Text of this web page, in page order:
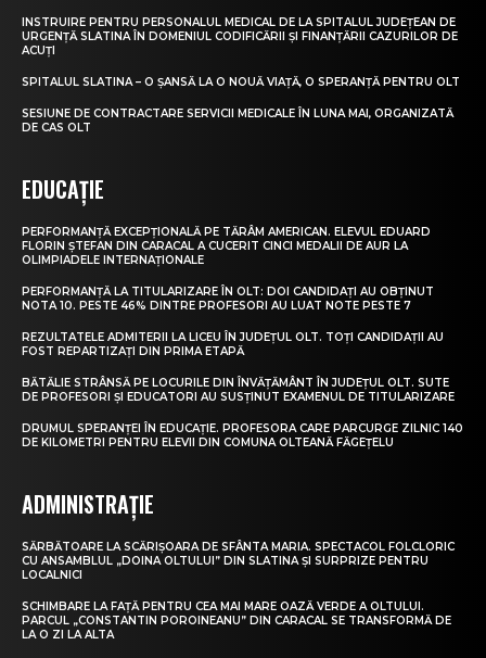
INSTRUIRE PENTRU PERSONALUL MEDICAL DE LA SPITALUL JUDEȚEAN DE
URGENȚĂ SLATINA ÎN DOMENIUL CODIFICĂRII ȘI FINANȚĂRII CAZURILOR DE
ACUȚI
SPITALUL SLATINA – O ȘANSĂ LA O NOUĂ VIAȚĂ, O SPERANȚĂ PENTRU OLT
SESIUNE DE CONTRACTARE SERVICII MEDICALE ÎN LUNA MAI, ORGANIZATĂ
DE CAS OLT
EDUCAȚIE
PERFORMANȚĂ EXCEPȚIONALĂ PE TĂRÂM AMERICAN. ELEVUL EDUARD
FLORIN ȘTEFAN DIN CARACAL A CUCERIT CINCI MEDALII DE AUR LA
OLIMPIADELE INTERNAȚIONALE
PERFORMANȚĂ LA TITULARIZARE ÎN OLT: DOI CANDIDAȚI AU OBȚINUT
NOTA 10. PESTE 46% DINTRE PROFESORI AU LUAT NOTE PESTE 7
REZULTATELE ADMITERII LA LICEU ÎN JUDEȚUL OLT. TOȚI CANDIDAȚII AU
FOST REPARTIZAȚI DIN PRIMA ETAPĂ
BĂTĂLIE STRÂNSĂ PE LOCURILE DIN ÎNVĂȚĂMÂNT ÎN JUDEȚUL OLT. SUTE
DE PROFESORI ȘI EDUCATORI AU SUSȚINUT EXAMENUL DE TITULARIZARE
DRUMUL SPERANȚEI ÎN EDUCAȚIE. PROFESORA CARE PARCURGE ZILNIC 140
DE KILOMETRI PENTRU ELEVII DIN COMUNA OLTEANĂ FĂGEȚELU
ADMINISTRAȚIE
SĂRBĂTOARE LA SCĂRIȘOARA DE SFÂNTA MARIA. SPECTACOL FOLCLORIC
CU ANSAMBLUL „DOINA OLTULUI” DIN SLATINA ȘI SURPRIZE PENTRU
LOCALNICI
SCHIMBARE LA FAȚĂ PENTRU CEA MAI MARE OAZĂ VERDE A OLTULUI.
PARCUL „CONSTANTIN POROINEANU” DIN CARACAL SE TRANSFORMĂ DE
LA O ZI LA ALTA